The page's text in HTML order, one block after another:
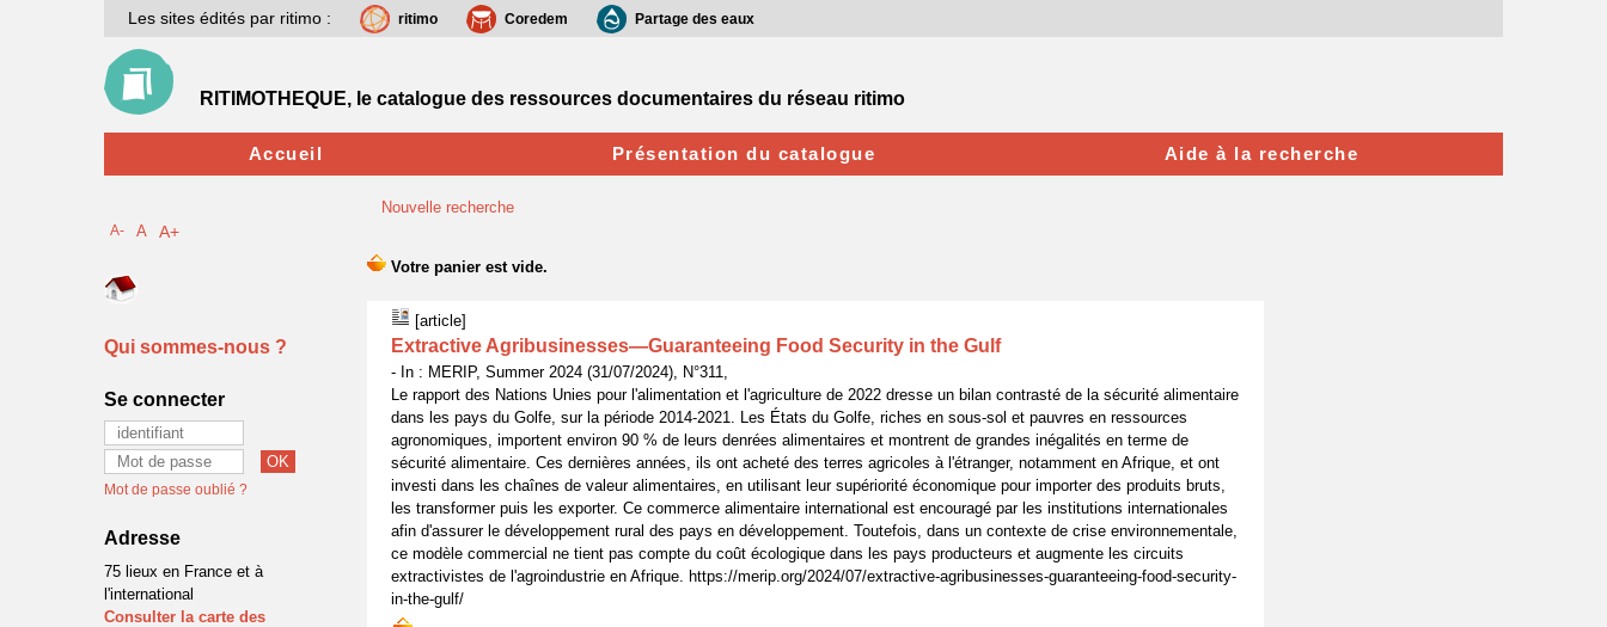
Nouvelle recherche
[article]
Extractive Agribusinesses—Guaranteeing Food Security in the Gulf
- In : MERIP, Summer 2024 (31/07/2024), N°311,
Le rapport des Nations Unies pour l'alimentation et l'agriculture de 2022 dresse un bilan contrasté de la sécurité alimentaire
dans les pays du Golfe, sur la période 2014-2021. Les États du Golfe, riches en sous-sol et pauvres en ressources
agronomiques, importent environ 90 % de leurs denrées alimentaires et montrent de grandes inégalités en terme de
sécurité alimentaire. Ces dernières années, ils ont acheté des terres agricoles à l'étranger, notamment en Afrique, et ont
investi dans les chaînes de valeur alimentaires, en utilisant leur supériorité économique pour importer des produits bruts,
les transformer puis les exporter. Ce commerce alimentaire international est encouragé par les institutions internationales
afin d'assurer le développement rural des pays en développement. Toutefois, dans un contexte de crise environnementale,
ce modèle commercial ne tient pas compte du coût écologique dans les pays producteurs et augmente les circuits
extractivistes de l'agroindustrie en Afrique. https://merip.org/2024/07/extractive-agribusinesses-guaranteeing-food-security-
in-the-gulf/
Les sites édités par ritimo : ritimo Coredem Partage des eaux
RITIMOTHEQUE, le catalogue des ressources documentaires du réseau ritimo
Accueil Présentation du catalogue Aide à la recherche
A- A A+
Qui sommes-nous ?
Se connecter
Mot de passe oublié ?
Adresse
75 lieux en France et à
l'international
Consulter la carte des